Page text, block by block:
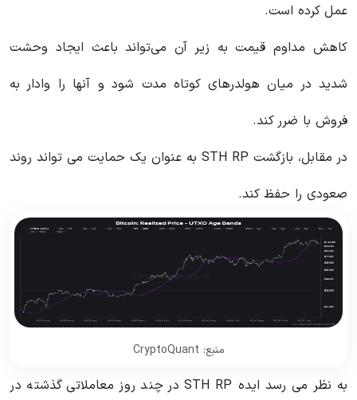
عمل کرده است.
کاهش مداوم قیمت به زیر آن می‌تواند باعث ایجاد وحشت
شدید در میان هولدرهای کوتاه مدت شود و آنها را وادار به
فروش با ضرر کند.
در مقابل، بازگشت STH RP به عنوان یک حمایت می تواند روند
صعودی را حفظ کند.
منبع: CryptoQuant
به نظر می رسد ایده STH RP در چند روز معاملاتی گذشته در